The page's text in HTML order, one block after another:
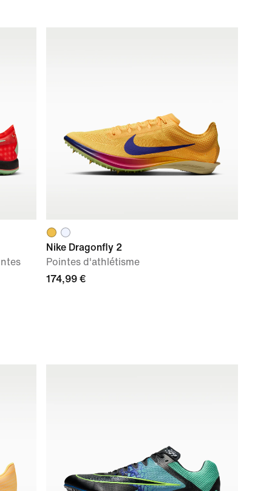
Nike Dragonfly 2
Pointes d'athlétisme
174,99 €